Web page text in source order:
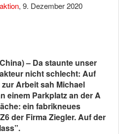
, 9. Dezember 2020
– Da staunte unser
nicht schlecht: Auf
Arbeit sah Michael
einem Parkplatz an der A
ein fabrikneues
der Firma Ziegler. Auf der